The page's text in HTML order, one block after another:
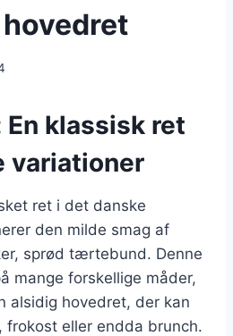
klassisk ret
variationer
ret i det danske
den milde smag af
sprød tærtebund. Denne
mange forskellige måder,
alsidig hovedret, der kan
frokost eller endda brunch.